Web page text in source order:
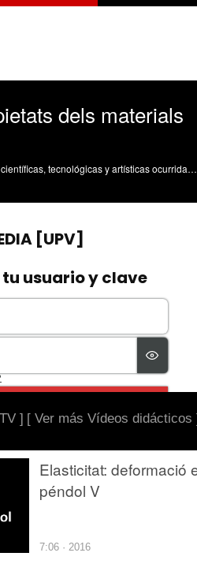
dels materials
Divulgación de las actividades científicas, tecnológicas y artísticas ocurridas en los tres campus de la UPV
] [ Ver más Vídeos didácticos
Elasticitat: deformació
péndol V
7:06 · 2016